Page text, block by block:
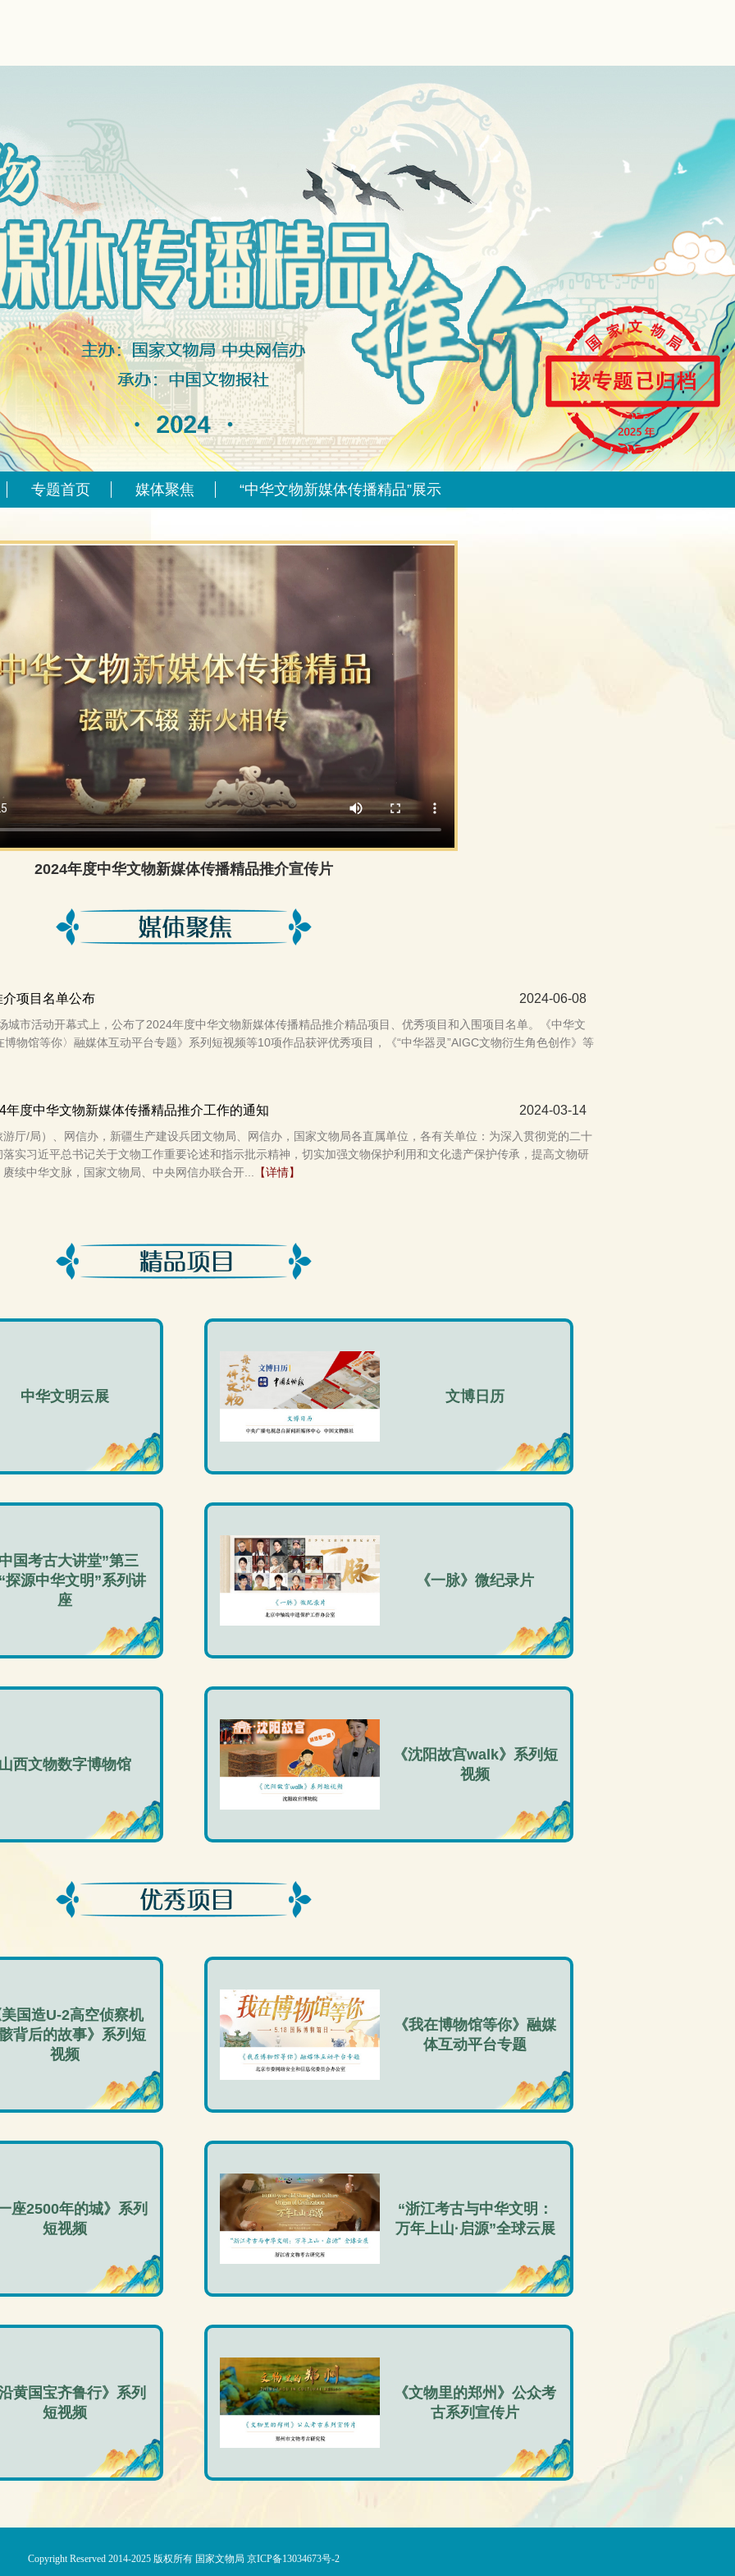
专题首页 媒体聚焦 “中华文物新媒体传播精品”展示
2024年度中华文物新媒体传播精品推介宣传片
项目名单公布 2024-06-08
城市活动开幕式上，公布了2024年度中华文物新媒体传播精品推介精品项目、优秀项目和入围项目名单。《中华文
物馆等你〉融媒体互动平台专题》系列短视频等10项作品获评优秀项目，《“中华器灵”AIGC文物衍生角色创作》等
度中华文物新媒体传播精品推介工作的通知 2024-03-14
厅/局）、网信办，新疆生产建设兵团文物局、网信办，国家文物局各直属单位，各有关单位：为深入贯彻党的二十
实习近平总书记关于文物工作重要论述和指示批示精神，切实加强文物保护利用和文化遗产保护传承，提高文物研
续中华文脉，国家文物局、中央网信办联合开...
【详情】
中华文明云展 文博日历
国考古大讲堂”第三
探源中华文明”系列讲
座
《一脉》微纪录片
西文物数字博物馆
《沈阳故宫walk》系列短
视频
国造U-2高空侦察机
背后的故事》系列短
视频
《我在博物馆等你》融媒
体互动平台专题
座2500年的城》系列
短视频
“浙江考古与中华文明：
万年上山·启源”全球云展
黄国宝齐鲁行》系列
短视频
《文物里的郑州》公众考
古系列宣传片
Copyright Reserved 2014-2025 版权所有 国家文物局 京ICP备13034673号-2